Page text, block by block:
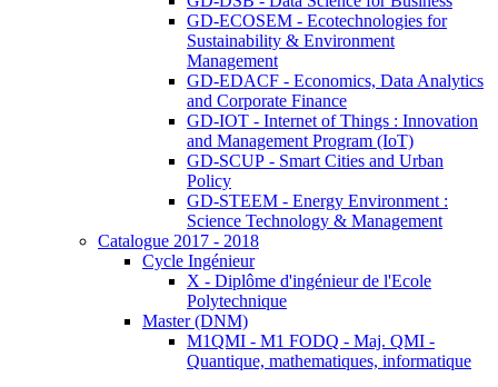
GD-ECOSEM - Ecotechnologies for
Sustainability & Environment
Management
GD-EDACF - Economics, Data Analytics
and Corporate Finance
GD-IOT - Internet of Things : Innovation
and Management Program (IoT)
GD-SCUP - Smart Cities and Urban
Policy
GD-STEEM - Energy Environment :
Science Technology & Management
Catalogue 2017 - 2018
Cycle Ingénieur
X - Diplôme d'ingénieur de l'Ecole
Polytechnique
Master (DNM)
M1QMI - M1 FODQ - Maj. QMI -
Quantique, mathematiques, informatique